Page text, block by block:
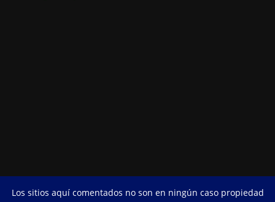
Los sitios aquí comentados no son en ningún caso propiedad